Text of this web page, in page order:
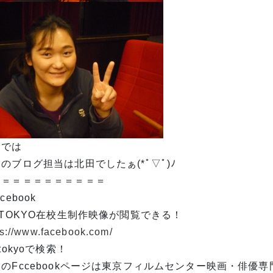
は
ブログ担当は北田でしたぁ(*ﾟ▽ﾟ)ﾉ
＝＝＝＝＝＝＝＝＝
在校生制作映像が閲覧できる！
www.facebook.com/
で検索！
Fccebookページは東京フィルムセンター映画・俳優専